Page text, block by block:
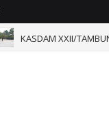
KASDAM XXII/